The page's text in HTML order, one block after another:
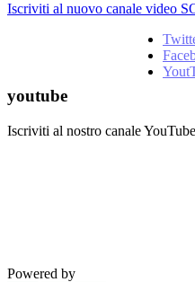
Iscriviti al nuovo canale video
youtube
Iscriviti al nostro canale YouTube
Powered by